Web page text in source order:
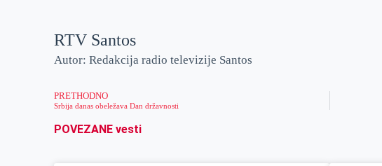
RTV Santos
Autor: Redakcija radio televizije Santos
PRETHODNO
Srbija danas obeležava Dan državnosti
POVEZANE vesti